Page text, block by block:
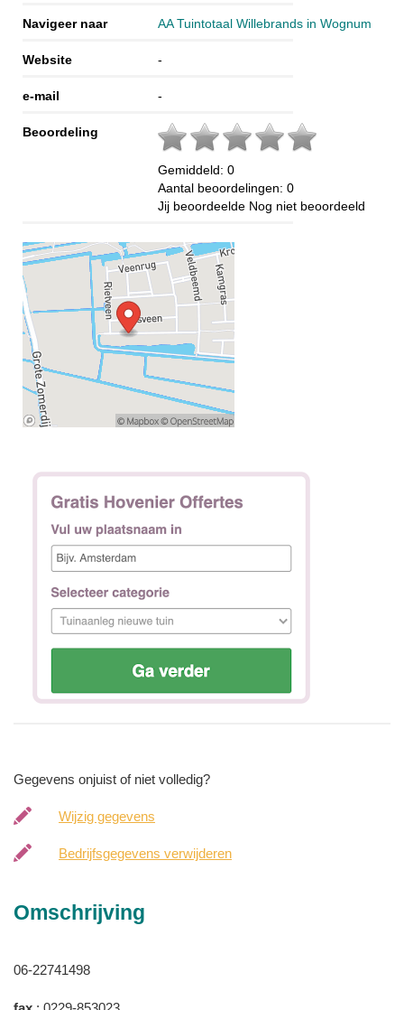
Navigeer naar AA Tuintotaal Willebrands in Wognum
Website -
e-mail -
Beoordeling
Gemiddeld: 0
Aantal beoordelingen: 0
Jij beoordeelde Nog niet beoordeeld
Gegevens onjuist of niet volledig?
Wijzig gegevens
Bedrijfsgegevens verwijderen
Omschrijving
06-22741498